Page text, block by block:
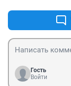
Гость
Войти